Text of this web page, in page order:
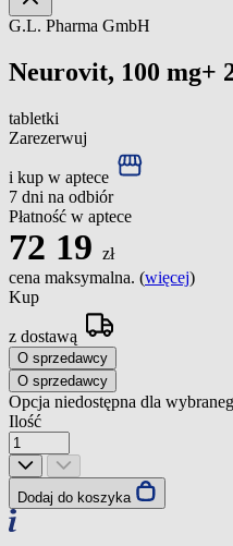
G.L. Pharma GmbH
Neurovit, 100 mg+
tabletki
Zarezerwuj
i kup w aptece
7 dni na odbiór
Płatność w aptece
72 19 zł
cena maksymalna. (więcej)
Kup
z dostawą
O sprzedawcy
O sprzedawcy
Opcja niedostępna dla
Ilość
Dodaj do koszyka